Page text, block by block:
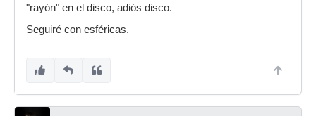
"rayón" en el disco, adiós disco.
Seguiré con esféricas.